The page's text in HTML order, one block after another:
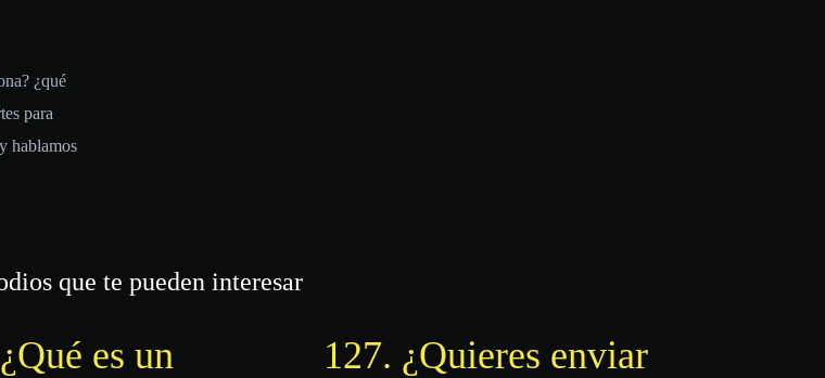
¿qué
para
hablamos
que te pueden interesar
es un
127. ¿Quieres enviar